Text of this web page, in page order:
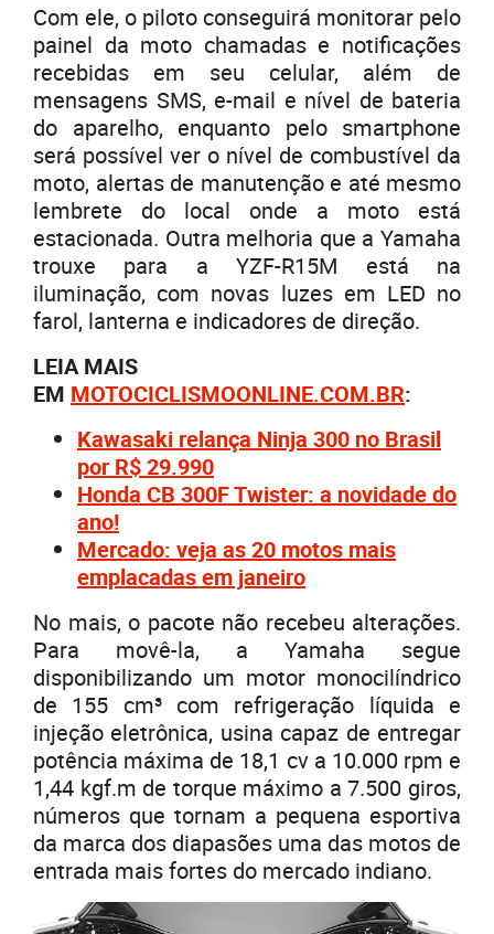
Com ele, o piloto conseguirá monitorar pelo
painel da moto chamadas e notificações
recebidas em seu celular, além de
mensagens SMS, e-mail e nível de bateria
do aparelho, enquanto pelo smartphone
será possível ver o nível de combustível da
moto, alertas de manutenção e até mesmo
lembrete do local onde a moto está
estacionada. Outra melhoria que a Yamaha
trouxe para a YZF-R15M está na
iluminação, com novas luzes em LED no
farol, lanterna e indicadores de direção.
LEIA MAIS
EM MOTOCICLISMOONLINE.COM.BR:
Kawasaki relança Ninja 300 no Brasil
por R$ 29.990
Honda CB 300F Twister: a novidade do
ano!
Mercado: veja as 20 motos mais
emplacadas em janeiro
No mais, o pacote não recebeu alterações.
Para movê-la, a Yamaha segue
disponibilizando um motor monocilíndrico
de 155 cm³ com refrigeração líquida e
injeção eletrônica, usina capaz de entregar
potência máxima de 18,1 cv a 10.000 rpm e
1,44 kgf.m de torque máximo a 7.500 giros,
números que tornam a pequena esportiva
da marca dos diapasões uma das motos de
entrada mais fortes do mercado indiano.